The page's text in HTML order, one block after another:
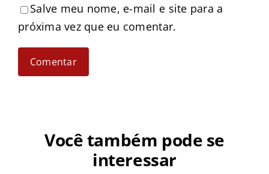
Salve meu nome, e-mail e site para a
próxima vez que eu comentar.
Você também pode se
interessar